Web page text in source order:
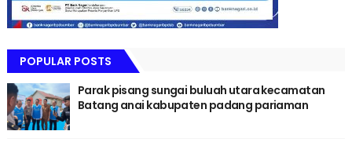
POPULAR POSTS
Parak pisang sungai buluah utara kecamatan
Batang anai kabupaten padang pariaman